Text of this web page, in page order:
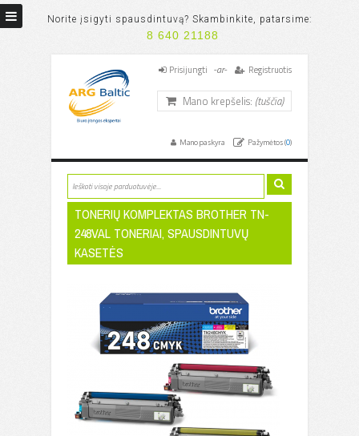
Norite įsigyti spausdintuvą? Skambinkite, patarsime:
8 640 21188
Prisijungti -ar- Registruotis
Mano krepšelis: (tuščia)
Mano paskyra Pažymėtos (0)
TONERIŲ KOMPLEKTAS BROTHER TN-
248VAL TONERIAI, SPAUSDINTUVŲ
KASETĖS